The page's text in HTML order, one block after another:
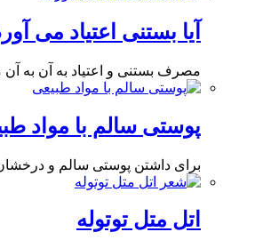
آیا بستنی اعتیاد می
مصرف بستنی و اعتیاد به آن به
پوستی سالم با مواد
برای داشتن پوستی سالم و
اتل متل توتوله